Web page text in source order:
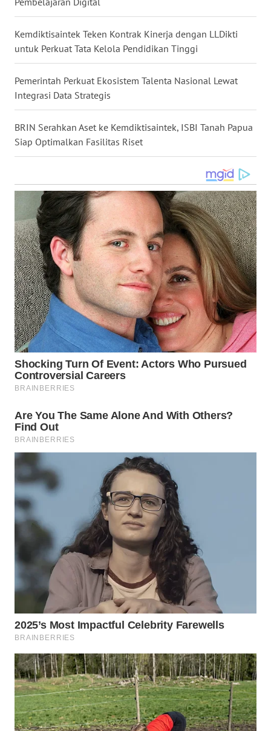
Kemdiktisaintek Teken Kontrak Kinerja dengan LLDikti
untuk Perkuat Tata Kelola Pendidikan Tinggi
Pemerintah Perkuat Ekosistem Talenta Nasional Lewat
Integrasi Data Strategis
BRIN Serahkan Aset ke Kemdiktisaintek, ISBI Tanah Papua
Siap Optimalkan Fasilitas Riset
WN
WN
WN
KALBAR
WN
KALTENG
WN
KALTARA
WN
KALSEL
WN
KALTIM
WN
SULSEL
GORONTALO
WN
SULUT
WN
MALUKU
MALUT
WN
DAIRI
WN
DANAU
TOBA